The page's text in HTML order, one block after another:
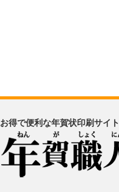
お得で便利な年賀状印刷サイト